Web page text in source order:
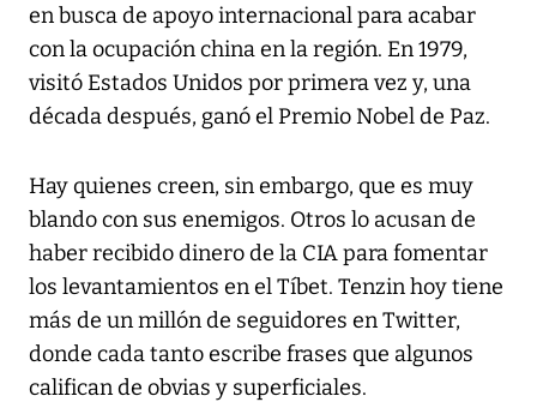
en busca de apoyo internacional para acabar
con la ocupación china en la región. En 1979,
visitó Estados Unidos por primera vez y, una
década después, ganó el Premio Nobel de Paz.
Hay quienes creen, sin embargo, que es muy
blando con sus enemigos. Otros lo acusan de
haber recibido dinero de la CIA para fomentar
los levantamientos en el Tíbet. Tenzin hoy tiene
más de un millón de seguidores en Twitter,
donde cada tanto escribe frases que algunos
califican de obvias y superficiales.